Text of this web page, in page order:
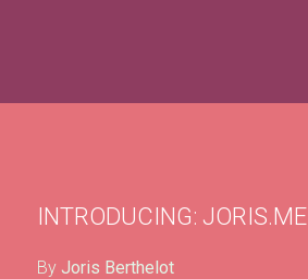
INTRODUCING: JORIS.ME
By Joris Berthelot